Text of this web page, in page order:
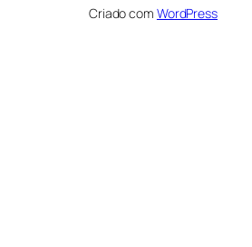
Criado com WordPress